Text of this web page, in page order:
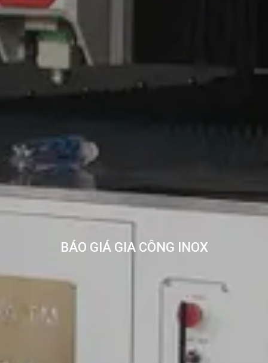
BÁO GIÁ GIA CÔNG INOX